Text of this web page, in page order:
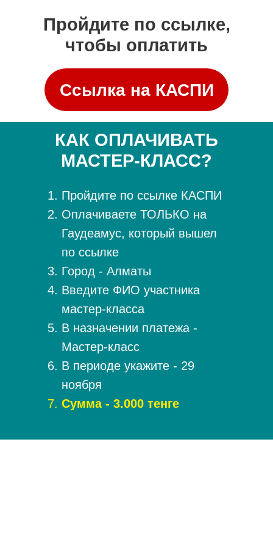
Ссылка на КАСПИ
Пройдите по ссылке,
чтобы оплатить
КАК ОПЛАЧИВАТЬ
МАСТЕР-КЛАСС?
Пройдите по ссылке КАСПИ
Оплачиваете ТОЛЬКО на
Гаудеамус, который вышел
по ссылке
Город - Алматы
Введите ФИО участника
мастер-класса
В назначении платежа -
Мастер-класс
В периоде укажите - 29
ноября
Сумма - 3.000 тенге